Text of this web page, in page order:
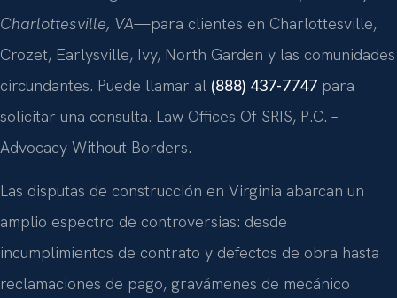
Charlottesville, VA—para clientes en Charlottesville,
Crozet, Earlysville, Ivy, North Garden y las comunidades
circundantes. Puede llamar al (888) 437-7747 para
solicitar una consulta. Law Offices Of SRIS, P.C. –
Advocacy Without Borders.
Las disputas de construcción en Virginia abarcan un
amplio espectro de controversias: desde
incumplimientos de contrato y defectos de obra hasta
reclamaciones de pago, gravámenes de mecánico